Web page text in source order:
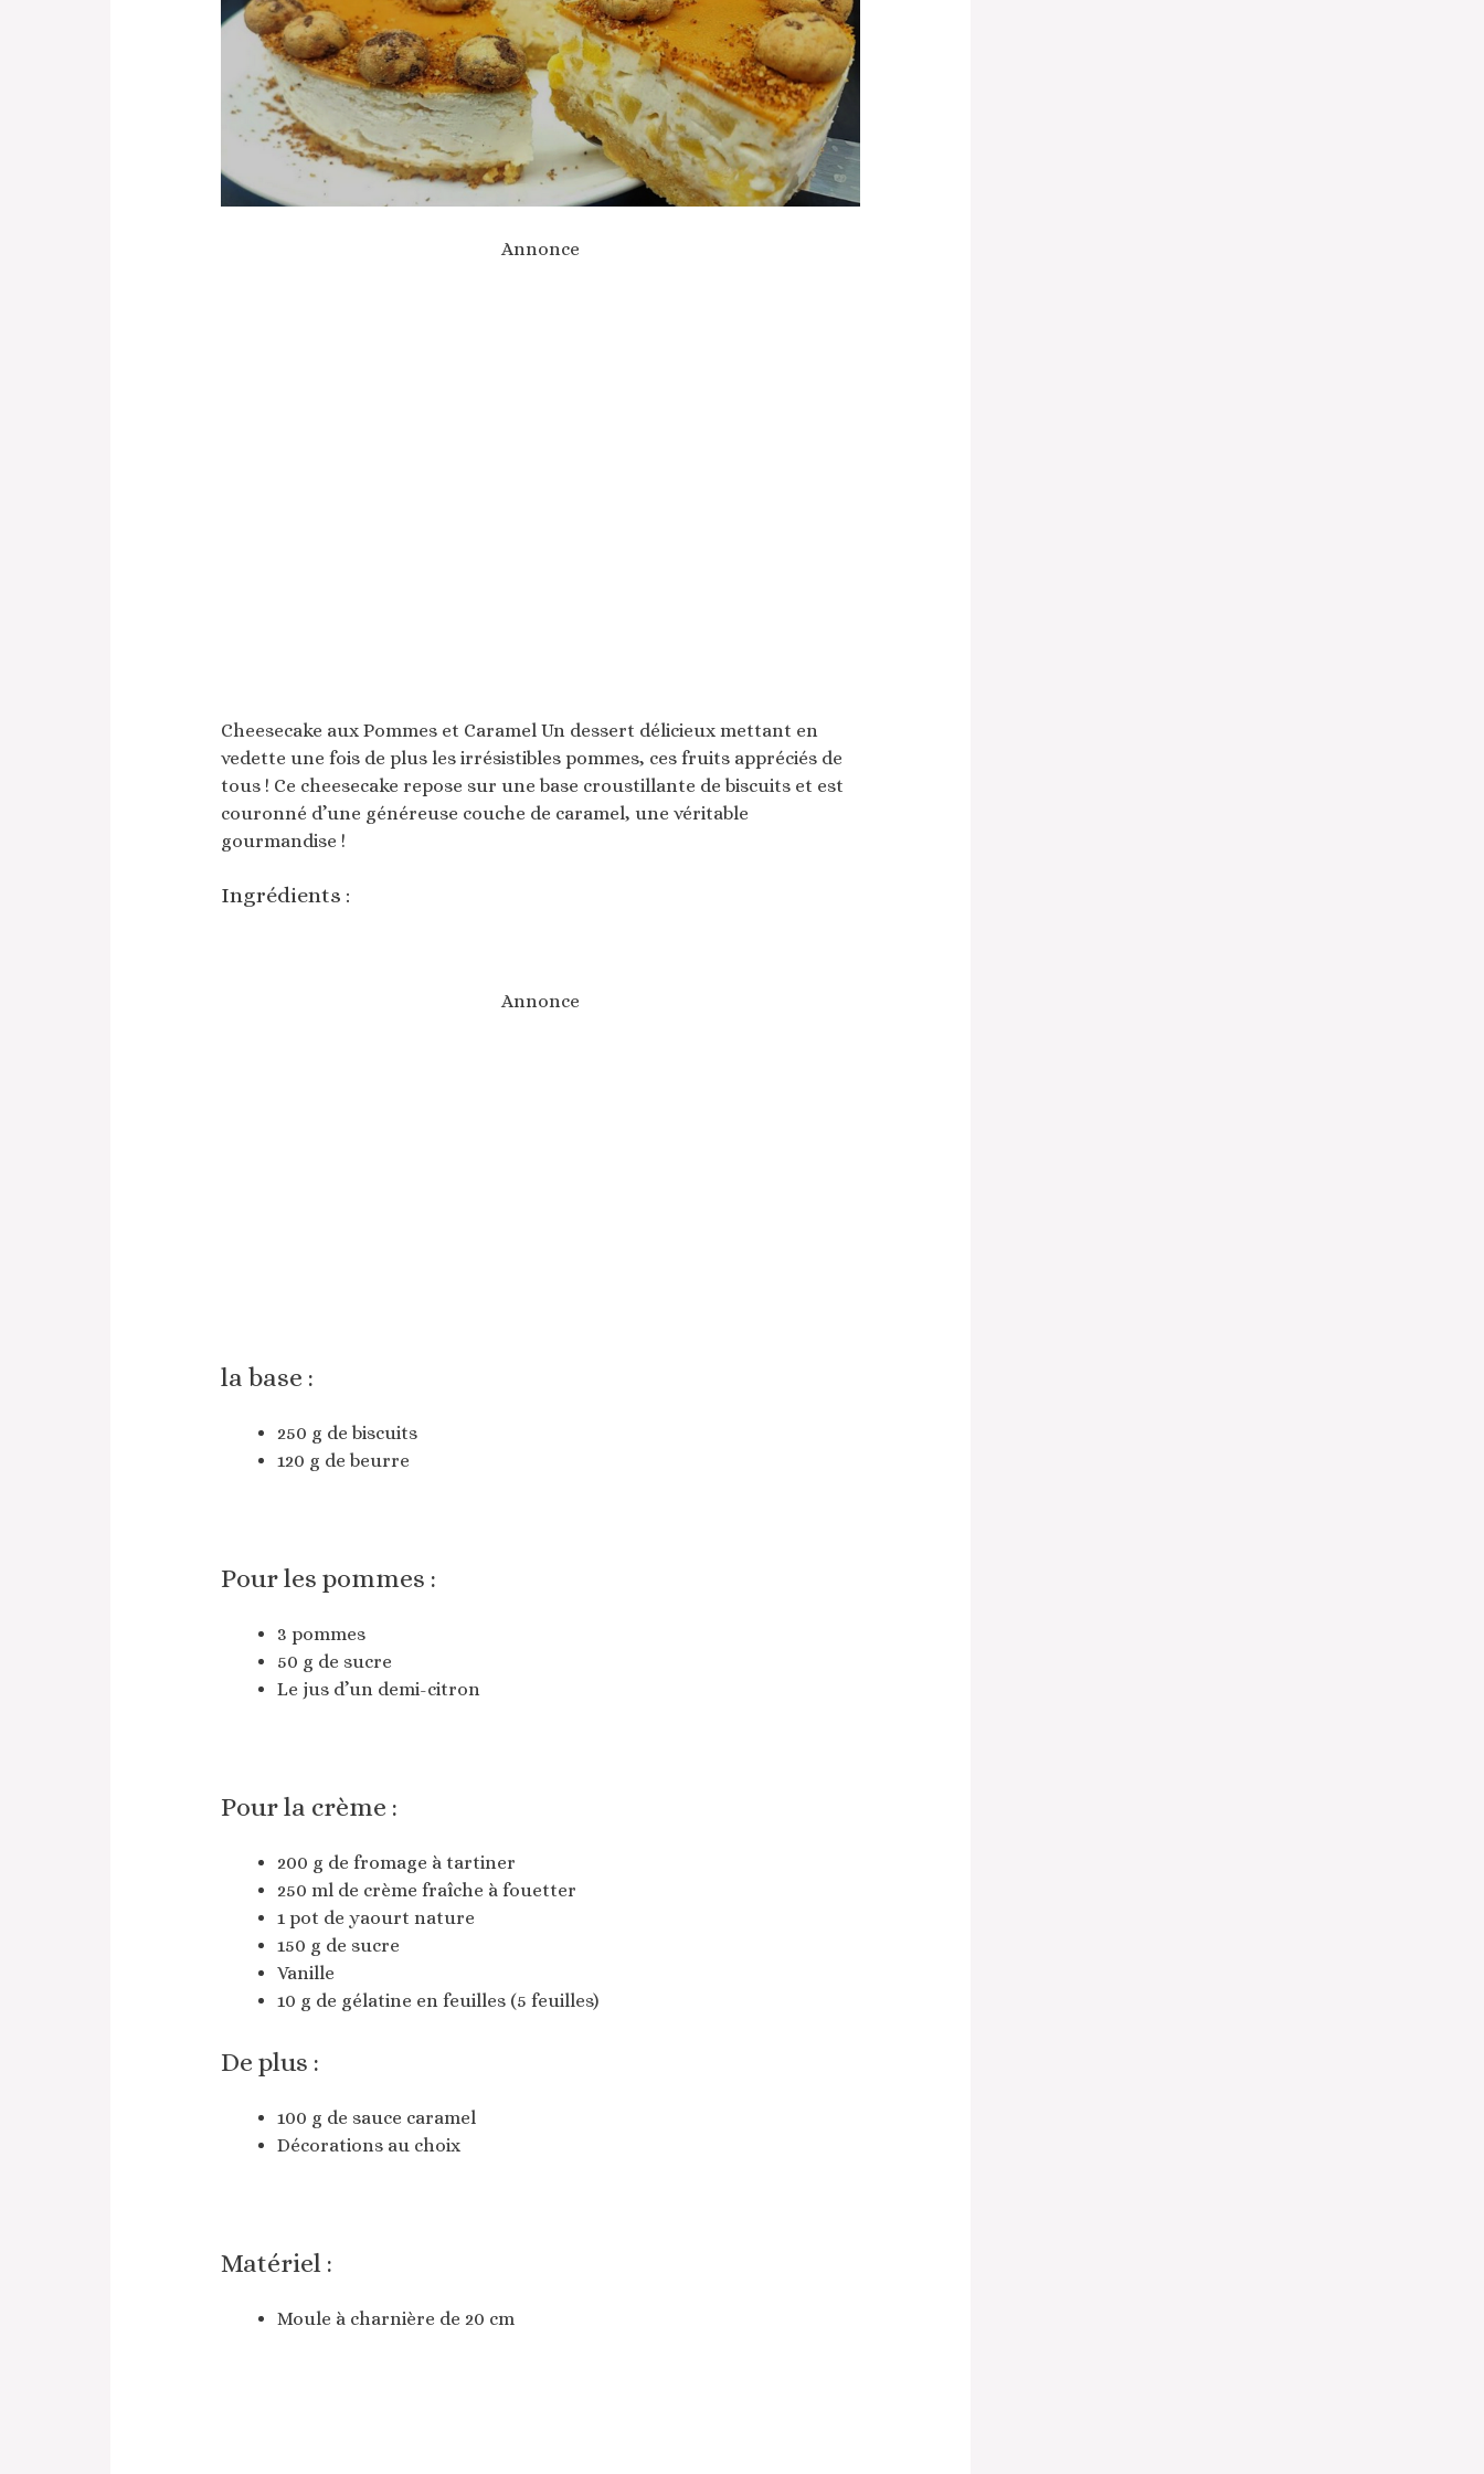
Annonce
Cheesecake aux Pommes et Caramel Un dessert délicieux mettant en
vedette une fois de plus les irrésistibles pommes, ces fruits appréciés de
tous ! Ce cheesecake repose sur une base croustillante de biscuits et est
couronné d’une généreuse couche de caramel, une véritable
gourmandise !
Ingrédients :
Annonce
la base :
250 g de biscuits
120 g de beurre
Pour les pommes :
3 pommes
50 g de sucre
Le jus d’un demi-citron
Pour la crème :
200 g de fromage à tartiner
250 ml de crème fraîche à fouetter
1 pot de yaourt nature
150 g de sucre
Vanille
10 g de gélatine en feuilles (5 feuilles)
De plus :
100 g de sauce caramel
Décorations au choix
Matériel :
Moule à charnière de 20 cm